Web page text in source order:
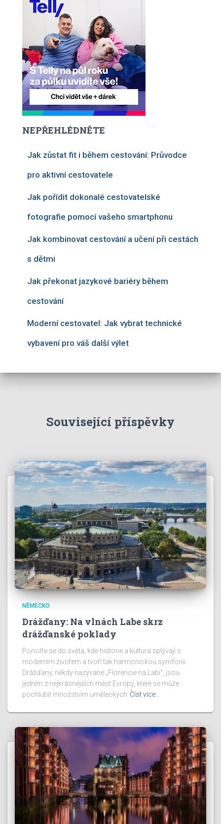
NEPŘEHLÉDNĚTE
Jak zůstat fit i během cestování: Průvodce
pro aktivní cestovatele
Jak pořídit dokonalé cestovatelské
fotografie pomocí vašeho smartphonu
Jak kombinovat cestování a učení při cestách
s dětmi
Jak překonat jazykové bariéry během
cestování
Moderní cestovatel: Jak vybrat technické
vybavení pro váš další výlet
Související příspěvky
NĚMECKO
Drážďany: Na vlnách Labe skrz
drážďanské poklady
Ponořte se do světa, kde historie a kultura splývají s
moderním životem a tvoří tak harmonickou symfonii.
Drážďany, někdy nazývané „Florencie na Labi“, jsou
jedním z nejkrásnějších měst Evropy, které se může
pochlubit množstvím uměleckých Číst více…